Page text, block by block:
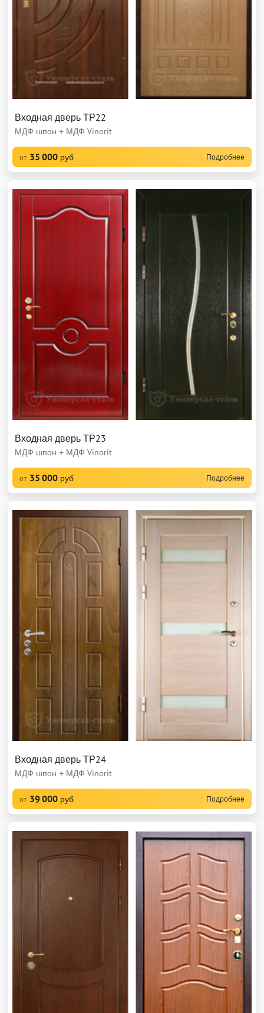
Входная дверь ТР22
МДФ шпон + МДФ Vinorit
от 35 000 руб Подробнее
Входная дверь ТР23
МДФ шпон + МДФ Vinorit
от 35 000 руб Подробнее
Входная дверь ТР24
МДФ шпон + МДФ Vinorit
от 39 000 руб Подробнее